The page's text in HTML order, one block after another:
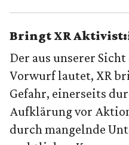
Bringt XR
Der aus unserer
Vorwurf lautet, XR
Gefahr, einerseits
Aufklärung vor
durch mangelnde